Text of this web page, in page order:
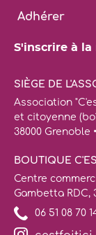
Adhérer
S'inscrire à
SIÈGE DE
Association
et citoyenne
38000 Grenoble
BOUTIQUE
Centre
Gambetta RDC,
06 51 08 70